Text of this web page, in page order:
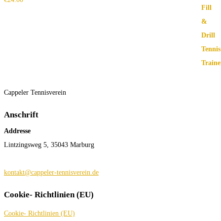
Cappeler Tennisverein
Anschrift
Addresse
Lintzingsweg 5, 35043 Marburg
kontakt@cappeler-tennisverein.de
Cookie- Richtlinien (EU)
Cookie- Richtlinien (EU)